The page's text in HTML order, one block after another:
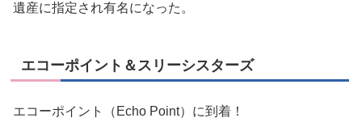
遺産に指定され有名になった。
エコーポイント＆スリーシスターズ
エコーポイント（Echo Point）に到着！